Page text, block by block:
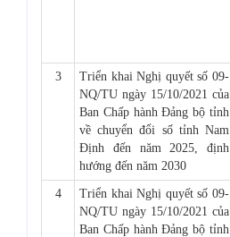
3
Triển khai Nghị quyết số 09-
NQ/TU ngày 15/10/2021 của
Ban Chấp hành Đảng bộ tỉnh
về chuyển đổi số tỉnh Nam
Định đến năm 2025, định
hướng đến năm 2030
4
Triển khai Nghị quyết số 09-
NQ/TU ngày 15/10/2021 của
Ban Chấp hành Đảng bộ tỉnh